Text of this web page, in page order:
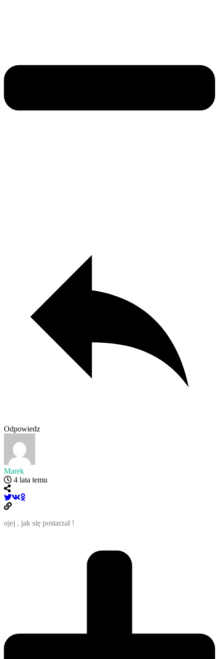
Odpowiedz
Marek
4 lata temu
ojej , jak się postarzał !